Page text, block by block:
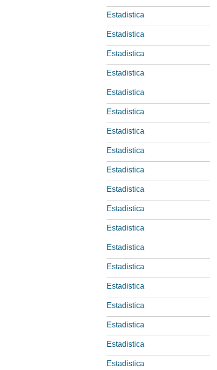
Estadistica
Estadistica
Estadistica
Estadistica
Estadistica
Estadistica
Estadistica
Estadistica
Estadistica
Estadistica
Estadistica
Estadistica
Estadistica
Estadistica
Estadistica
Estadistica
Estadistica
Estadistica
Estadistica